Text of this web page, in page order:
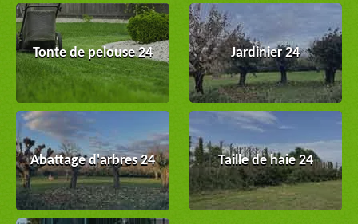
Tonte de pelouse 24 Jardinier 24
Abattage d'arbres 24 Taille de haie 24